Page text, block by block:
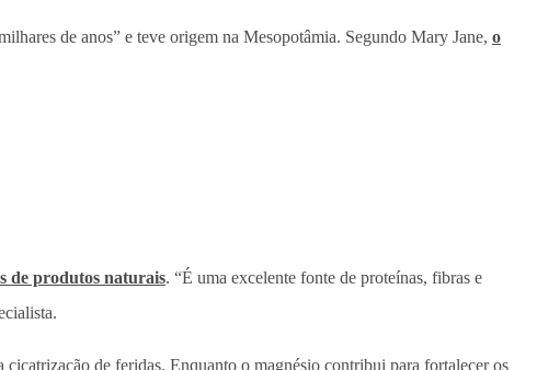
de anos” e teve origem na Mesopotâmia. Segundo Mary Jane, o
de produtos naturais. “É uma excelente fonte de proteínas, fibras e
cicatrização de feridas. Enquanto o magnésio contribui para fortalecer os